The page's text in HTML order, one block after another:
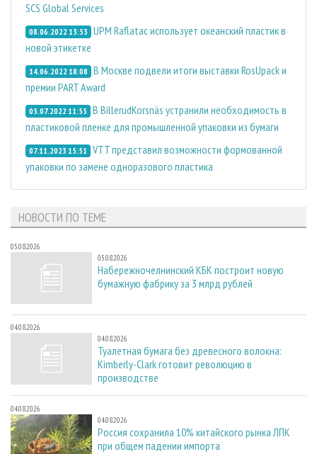
SCS Global Services
08.06.2022 13:53 UPM Raflatac использует океанский пластик в
новой этикетке
14.06.2022 18:08 В Москве подвели итоги выставки RosUpack и
премии PART Award
05.07.2022 11:55 В BillerudKorsnäs устранили необходимость в
пластиковой пленке для промышленной упаковки из бумаги
07.11.2023 15:51 VTT представил возможности формованной
упаковки по замене одноразового пластика
НОВОСТИ ПО ТЕМЕ
05.08.2026
05.08.2026
Набережночелнинский КБК построит новую
бумажную фабрику за 3 млрд рублей
04.08.2026
04.08.2026
Туалетная бумага без древесного волокна:
Kimberly-Clark готовит революцию в
производстве
04.08.2026
04.08.2026
Россия сохранила 10% китайского рынка ЛПК
при общем падении импорта